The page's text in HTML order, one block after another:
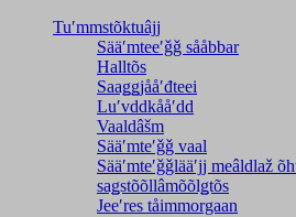
Tuʹmmstõktuâjj
Sääʹmteeʹǧǧ sååbbar
Halltõs
Saaǥǥjååʹđteei
Luʹvddkååʹdd
Vaaldâšm
Sääʹmteʹǧǧ vaal
Sääʹmteʹǧǧlääʹjj meâldlaž
saǥstõõllâmõõlǥtõs
Jeeʹres tåimmorgaan